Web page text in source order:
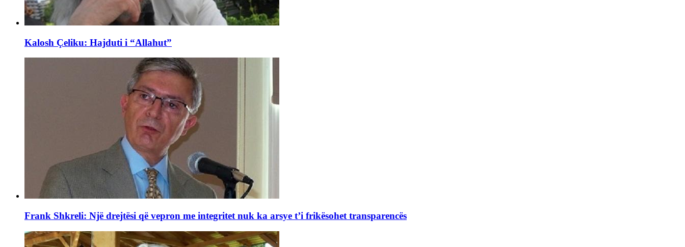
Kalosh Çeliku: Hajduti i “Allahut”
Frank Shkreli: Një drejtësi që vepron me integritet nuk ka arsye t’i frikësohet transparencës